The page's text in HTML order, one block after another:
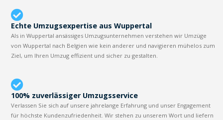
Echte Umzugsexpertise aus Wuppertal
Als in Wuppertal ansässiges Umzugsunternehmen verstehen wir Umzüge
von Wuppertal nach Belgien wie kein anderer und navigieren mühelos zum
Ziel, um Ihren Umzug effizient und sicher zu gestalten.
100% zuverlässiger Umzugsservice
Verlassen Sie sich auf unsere jahrelange Erfahrung und unser Engagement
für höchste Kundenzufriedenheit. Wir stehen zu unserem Wort und liefern